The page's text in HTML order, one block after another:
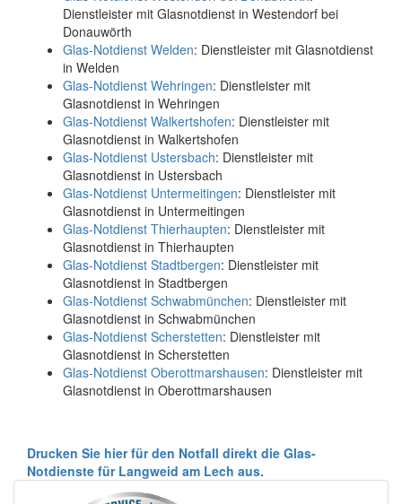
Dienstleister mit Glasnotdienst in Westendorf bei
Donauwörth
Glas-Notdienst Welden: Dienstleister mit Glasnotdienst
in Welden
Glas-Notdienst Wehringen: Dienstleister mit
Glasnotdienst in Wehringen
Glas-Notdienst Walkertshofen: Dienstleister mit
Glasnotdienst in Walkertshofen
Glas-Notdienst Ustersbach: Dienstleister mit
Glasnotdienst in Ustersbach
Glas-Notdienst Untermeitingen: Dienstleister mit
Glasnotdienst in Untermeitingen
Glas-Notdienst Thierhaupten: Dienstleister mit
Glasnotdienst in Thierhaupten
Glas-Notdienst Stadtbergen: Dienstleister mit
Glasnotdienst in Stadtbergen
Glas-Notdienst Schwabmünchen: Dienstleister mit
Glasnotdienst in Schwabmünchen
Glas-Notdienst Scherstetten: Dienstleister mit
Glasnotdienst in Scherstetten
Glas-Notdienst Oberottmarshausen: Dienstleister mit
Glasnotdienst in Oberottmarshausen
Drucken Sie hier für den Notfall direkt die Glas-
Notdienste für Langweid am Lech aus.